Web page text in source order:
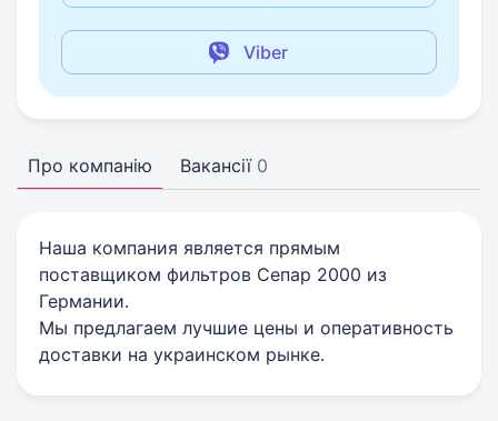
Viber
Про компанію Вакансії 0
Наша компания является прямым
поставщиком фильтров Сепар 2000 из
Германии.
Мы предлагаем лучшие цены и оперативность
доставки на украинском рынке.